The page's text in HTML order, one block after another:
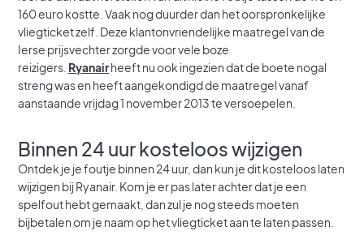
160 euro kostte. Vaak nog duurder dan het oorspronkelijke
vliegticket zelf. Deze klantonvriendelijke maatregel van de
Ierse prijsvechter zorgde voor vele boze
reizigers. Ryanairheeft nu ook ingezien dat de boete nogal
streng was en heeft aangekondigd de maatregel vanaf
aanstaande vrijdag 1 november 2013 te versoepelen.
Binnen 24 uur kosteloos wijzigen
Ontdek je je foutje binnen 24 uur, dan kun je dit kosteloos laten
wijzigen bij Ryanair. Kom je er pas later achter dat je een
spelfout hebt gemaakt, dan zul je nog steeds moeten
bijbetalen om je naam op het vliegticket aan te laten passen.